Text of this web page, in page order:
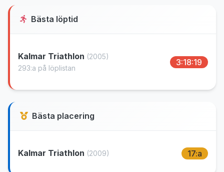
Bästa löptid
Kalmar Triathlon (2005)
293:a på löplistan
3:18:19
Bästa placering
Kalmar Triathlon (2009) 17:a